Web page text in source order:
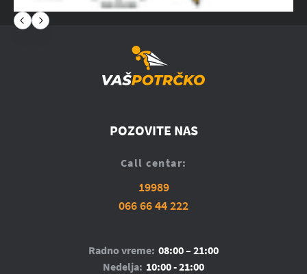
POZOVITE NAS
Call centar:
19989
066 66 44 222
Radno vreme: 08:00 – 21:00
Nedelja: 10:00 - 21:00